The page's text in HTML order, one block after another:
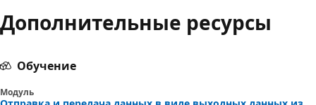
Дополнительные ресурсы
Обучение
Модуль